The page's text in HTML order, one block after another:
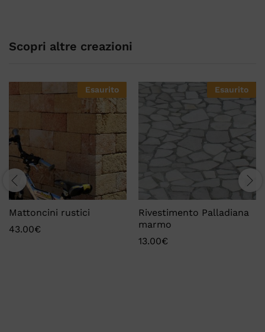
Scopri altre creazioni
Esaurito
Mattoncini rustici
43.00€
Esaurito
Rivestimento Palladiana
marmo
13.00€